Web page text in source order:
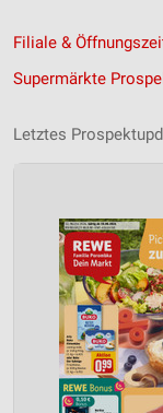
Filiale &
Supermärkte
Letztes